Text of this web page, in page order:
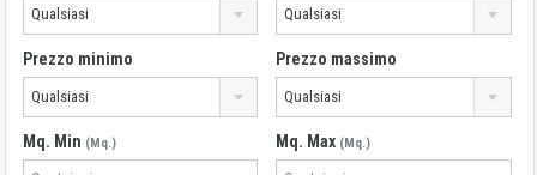
Qualsiasi Qualsiasi
Prezzo minimo
Qualsiasi
Prezzo massimo
Qualsiasi
Mq. Min (Mq.) Mq. Max (Mq.)